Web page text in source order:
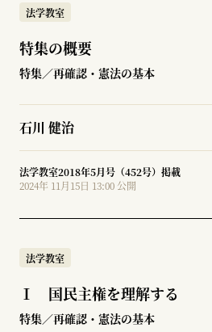
法学教室
特集の概要
特集／再確認・憲法の基本
石川 健治
法学教室2018年5月号（452号）掲載
2024年 11月15日 13:00 公開
法学教室
Ⅰ 国民主権を理解する
特集／再確認・憲法の基本